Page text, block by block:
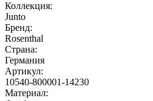
Коллекция:
Junto
Бренд:
Rosenthal
Страна:
Германия
Артикул:
10540-800001-14230
Материал: